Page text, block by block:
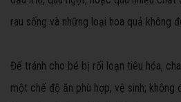
rau sống và những loại hoa quả không
Để tránh cho bé bị rối loạn tiêu hóa,
một chế độ ăn phù hợp, vệ sinh; không